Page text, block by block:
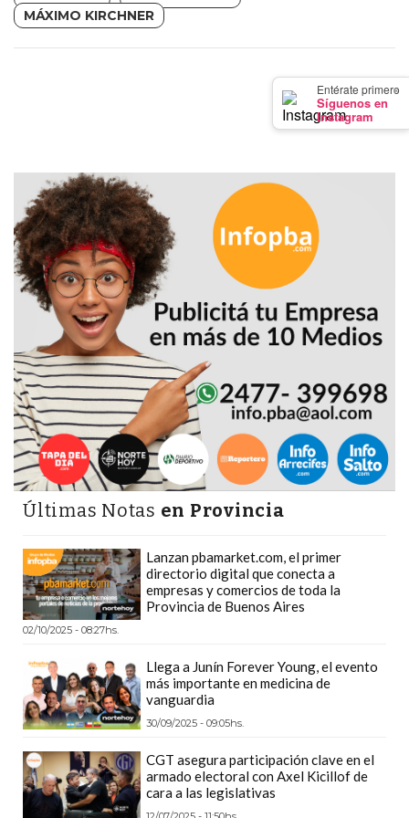
×
Entérate primero
Síguenos en
Instagram
GIMNASIO
SUPLEMENTOS
DEPORTIVOS
EN
PERGAMINO
SUPLEMENTOS
DEPORTIVOS
PERGAMINO:
LOS
MEJORES
PRECIOS
WHEY
PROTEIN
EN
PERGAMINO:
COMPRAR
EL
MEJOR
DE
PERGAMINO
CREAR
ONLINE
GRATIS
SUPLEMENTOS
MÁXIMO KIRCHNER
Últimas Notas en Provincia
Lanzan pbamarket.com, el primer
directorio digital que conecta a
empresas y comercios de toda la
Provincia de Buenos Aires
02/10/2025 - 08:27hs.
Llega a Junín Forever Young, el evento
más importante en medicina de
vanguardia
30/09/2025 - 09:05hs.
CGT asegura participación clave en el
armado electoral con Axel Kicillof de
cara a las legislativas